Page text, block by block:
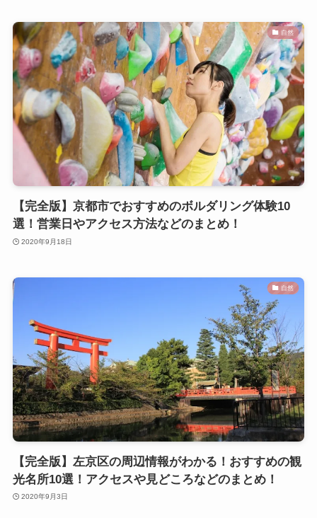
自然
【完全版】京都市でおすすめのボルダリング体験10
選！営業日やアクセス方法などのまとめ！
2020年9月18日
自然
【完全版】左京区の周辺情報がわかる！おすすめの観
光名所10選！アクセスや見どころなどのまとめ！
2020年9月3日